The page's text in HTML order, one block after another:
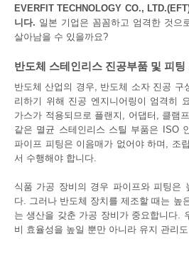
EVERFIT TECHNOLOGY CO.,
니다. 일본 기업은 꼼꼼하고 엄격한 것으
살아남을 수 있을까요?
반도체 스테인리스 진공부품 및 피팅
반도체 산업의 경우, 반도체 소자 진공 구
리하기 위해 진공 엔지니어링이 엄격히
가스가 적용되므로 플랜지, 어댑터, 클램
같은 멸균 스테인리스 스틸 부품은 ISO
파이프 피팅은 이음매가 없어야 하며, 조
서 수행해야 합니다.
식품 가공 장비의 경우 파이프와 피팅은
다. 그러나 반도체 장치를 제조할 때는 높
는 생산을 갖춘 가공 장비가 중요합니다.
비 효율성을 높일 뿐만 아니라 유지 관리